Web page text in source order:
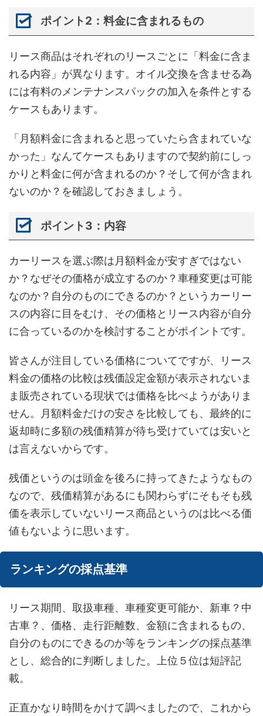
ポイント2：料金に含まれるもの
リース商品はそれぞれのリースごとに「料金に含ま
れる内容」が異なります。オイル交換を含ませる為
には有料のメンテナンスパックの加入を条件とする
ケースもあります。
「月額料金に含まれると思っていたら含まれていな
かった」なんてケースもありますので契約前にしっ
かりと料金に何が含まれるのか？そして何が含まれ
ないのか？を確認しておきましょう。
ポイント3：内容
カーリースを選ぶ際は月額料金が安すぎではない
か？なぜその価格が成立するのか？車種変更は可能
なのか？自分のものにできるのか？というカーリー
スの内容に目をむけ、その価格とリース内容が自分
に合っているのかを検討することがポイントです。
皆さんが注目している価格についてですが、リース
料金の価格の比較は残価設定金額が表示されないま
ま販売されている現状では価格を比べようがありま
せん。月額料金だけの安さを比較しても、最終的に
返却時に多額の残価精算が待ち受けていては安いと
は言えないからです。
残価というのは頭金を後ろに持ってきたようなもの
なので、残価精算があるにも関わらずにそもそも残
価を表示していないリース商品というのは比べる価
値もないように思います。
ランキングの採点基準
リース期間、取扱車種、車種変更可能か、新車？中
古車？、価格、走行距離数、金額に含まれるもの、
自分のものにできるのか等をランキングの採点基準
とし、総合的に判断しました。上位５位は短評記
載。
正直かなり時間をかけて調べましたので、これから